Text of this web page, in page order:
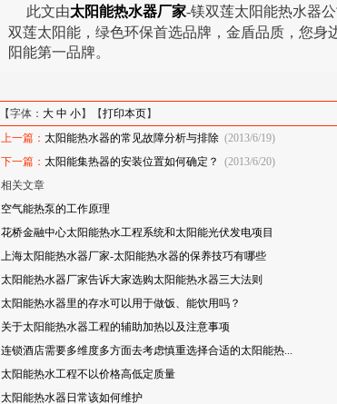
此文由太阳能热水器厂家-镁双莲太阳能热水器公
双莲太阳能，绿色环保首选品牌，金盾品质，您身
阳能第一品牌。
【字体： 大 中 小】【打印本页】
上一篇： 太阳能热水器的常见故障分析与排除 (2013/6/19)
下一篇： 太阳能集热器的安装位置如何确定？
(2013/6/20)
相关文章
空气能热泵的工作原理
花桥金融中心太阳能热水工程系统和太阳能光伏发电项目
上海太阳能热水器厂家-太阳能热水器的保养技巧有哪些
太阳能热水器厂家告诉大家选购太阳能热水器三大法则
太阳能热水器里的存水可以用于做饭、能饮用吗？
关于太阳能热水器工程的辅助加热以及注意事项
连锁酒店需要多维度多方面去考虑慎重选择合适的太阳能热...
太阳能热水工程不以价格高低定质量
太阳能热水器日常该如何维护